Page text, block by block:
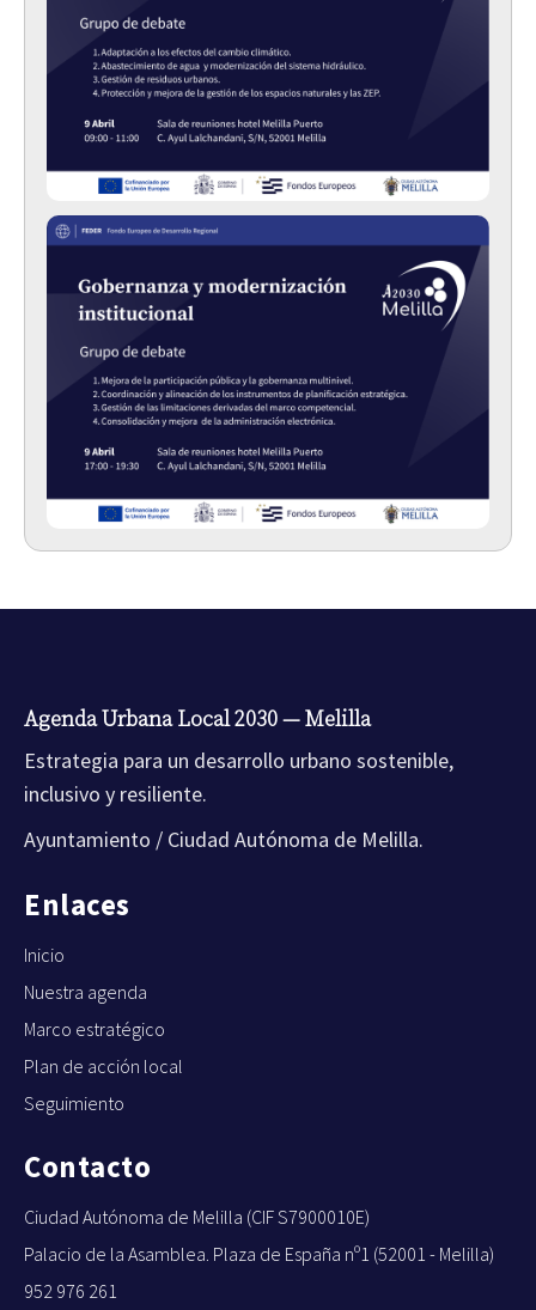
Agenda Urbana Local 2030 — Melilla
Estrategia para un desarrollo urbano sostenible,
inclusivo y resiliente.
Ayuntamiento / Ciudad Autónoma de Melilla.
Enlaces
Inicio
Nuestra agenda
Marco estratégico
Plan de acción local
Seguimiento
Contacto
Ciudad Autónoma de Melilla (CIF S7900010E)
Palacio de la Asamblea. Plaza de España nº1 (52001 - Melilla)
952 976 261